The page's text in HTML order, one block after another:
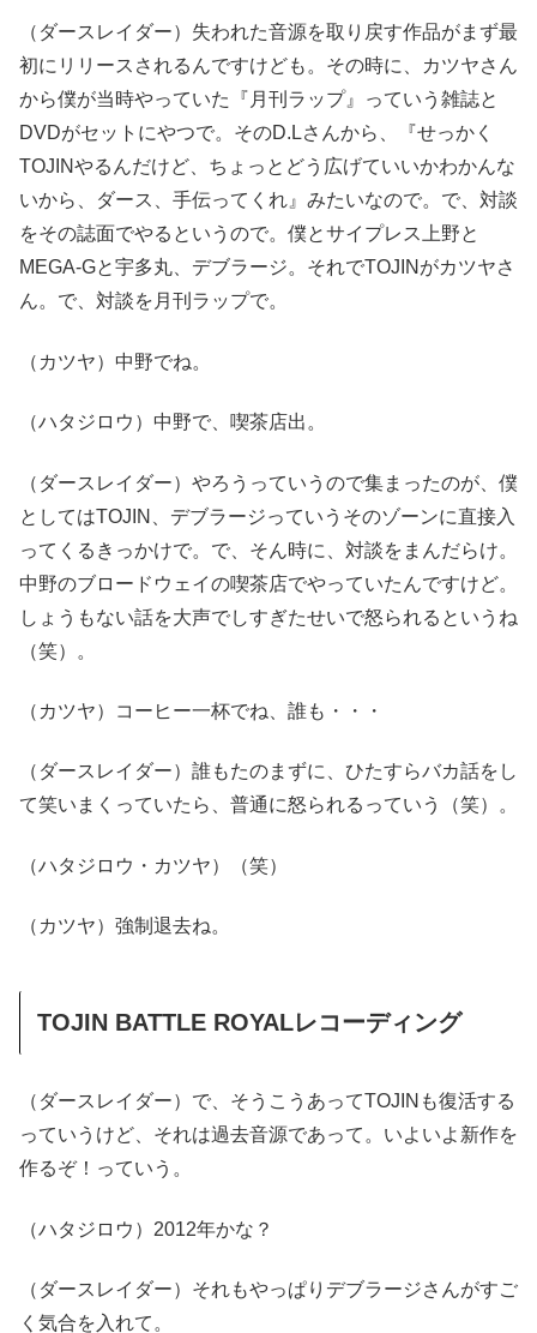
（ダースレイダー）失われた音源を取り戻す作品がまず最
初にリリースされるんですけども。その時に、カツヤさん
から僕が当時やっていた『月刊ラップ』っていう雑誌と
DVDがセットにやつで。そのD.Lさんから、『せっかく
TOJINやるんだけど、ちょっとどう広げていいかわかんな
いから、ダース、手伝ってくれ』みたいなので。で、対談
をその誌面でやるというので。僕とサイプレス上野と
MEGA-Gと宇多丸、デブラージ。それでTOJINがカツヤさ
ん。で、対談を月刊ラップで。
（カツヤ）中野でね。
（ハタジロウ）中野で、喫茶店出。
（ダースレイダー）やろうっていうので集まったのが、僕
としてはTOJIN、デブラージっていうそのゾーンに直接入
ってくるきっかけで。で、そん時に、対談をまんだらけ。
中野のブロードウェイの喫茶店でやっていたんですけど。
しょうもない話を大声でしすぎたせいで怒られるというね
（笑）。
（カツヤ）コーヒー一杯でね、誰も・・・
（ダースレイダー）誰もたのまずに、ひたすらバカ話をし
て笑いまくっていたら、普通に怒られるっていう（笑）。
（ハタジロウ・カツヤ）（笑）
（カツヤ）強制退去ね。
TOJIN BATTLE ROYALレコーディング
（ダースレイダー）で、そうこうあってTOJINも復活する
っていうけど、それは過去音源であって。いよいよ新作を
作るぞ！っていう。
（ハタジロウ）2012年かな？
（ダースレイダー）それもやっぱりデブラージさんがすご
く気合を入れて。